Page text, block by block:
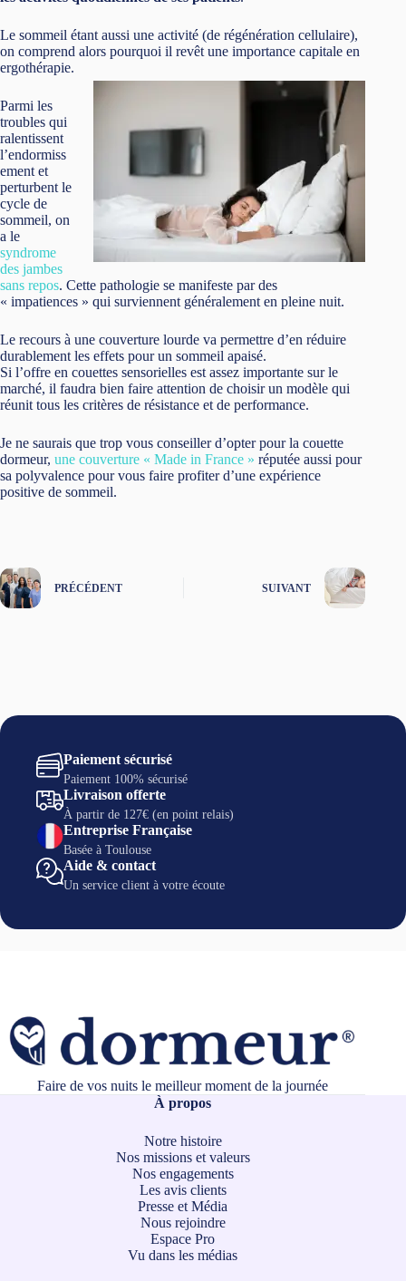
Le sommeil étant aussi une activité (de régénération cellulaire),
on comprend alors pourquoi il revêt une importance capitale en
ergothérapie.
Parmi les
troubles qui
ralentissent
l’endormiss
ement et
perturbent le
cycle de
sommeil, on
a le
syndrome
des jambes
sans repos. Cette pathologie se manifeste par des
« impatiences » qui surviennent généralement en pleine nuit.
Le recours à une couverture lourde va permettre d’en réduire
durablement les effets pour un sommeil apaisé.
Si l’offre en couettes sensorielles est assez importante sur le
marché, il faudra bien faire attention de choisir un modèle qui
réunit tous les critères de résistance et de performance.
Je ne saurais que trop vous conseiller d’opter pour la couette
dormeur, une couverture « Made in France » réputée aussi pour
sa polyvalence pour vous faire profiter d’une expérience
positive de sommeil.
PRÉCÉDENT SUIVANT
Paiement sécurisé
Paiement 100% sécurisé
Livraison offerte
À partir de 127€ (en point relais)
Entreprise Française
Basée à Toulouse
Aide & contact
Un service client à votre écoute
Faire de vos nuits le meilleur moment de la journée
À propos
Notre histoire
Nos missions et valeurs
Nos engagements
Les avis clients
Presse et Média
Nous rejoindre
Espace Pro
Vu dans les médias